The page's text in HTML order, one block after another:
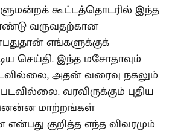
கூட்டத்தொடரில் இந்த
வருவதற்கான
எங்களுக்குக்
செய்தி. இந்த மசோதாவும்
அதன் வரைவு நகலும்
வரவிருக்கும் புதிய
மாற்றங்கள்
குறித்த எந்த விவரமும்